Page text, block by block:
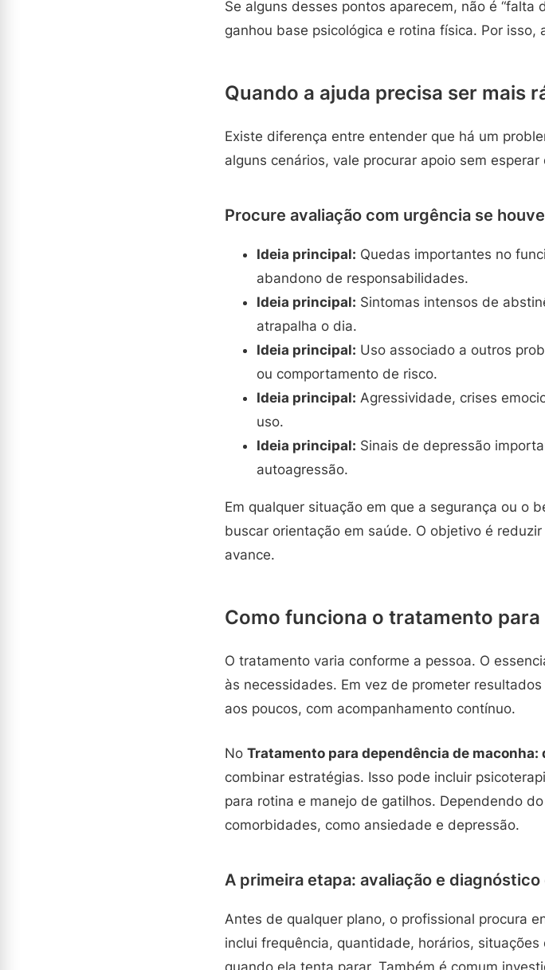
Se alguns desses pontos aparecem, não é
ganhou base psicológica e rotina física. Por
Quando a ajuda precisa ser mais
Existe diferença entre entender que há um
alguns cenários, vale procurar apoio sem esperar
Procure avaliação com urgência se
Ideia principal: Quedas importantes no
abandono de responsabilidades.
Ideia principal: Sintomas intensos de
atrapalha o dia.
Ideia principal: Uso associado a outros
ou comportamento de risco.
Ideia principal: Agressividade, crises
uso.
Ideia principal: Sinais de depressão
autoagressão.
Em qualquer situação em que a segurança ou o
buscar orientação em saúde. O objetivo é
avance.
Como funciona o tratamento
O tratamento varia conforme a pessoa. O
às necessidades. Em vez de prometer
aos poucos, com acompanhamento contínuo.
No Tratamento para dependência de maconha:
combinar estratégias. Isso pode incluir
para rotina e manejo de gatilhos. Dependendo
comorbidades, como ansiedade e depressão.
A primeira etapa: avaliação e
Antes de qualquer plano, o profissional procura
inclui frequência, quantidade, horários,
quando ela tenta parar. Também é comum